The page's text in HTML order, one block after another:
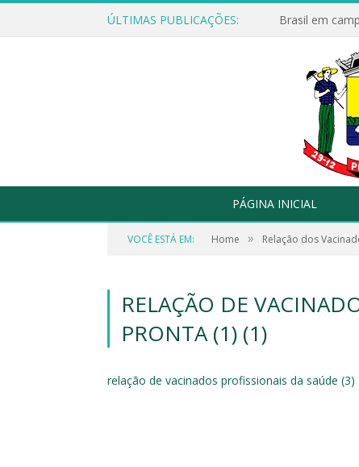
ÚLTIMAS PUBLICAÇÕES: Brasil em
PÁGINA INICIAL
VOCÊ ESTÁ EM: Home » Relação dos
RELAÇÃO DE
PRONTA (1) (1)
relação de vacinados profissionais da saúde (3)